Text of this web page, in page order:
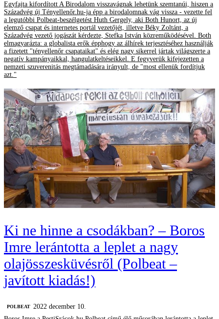
Egyfajta kifordított A Birodalom visszavágnak lehetünk szemtanúi, hiszen a
Századvég új Tényellenőr.hu-ja épp a birodalomnak vág vissza - vezette fel
a legutóbbi Polbeat-beszélgetést Huth Gergely, aki Both Hunort, az új
elemző csapat és internetes portál vezetőjét, illetve Béky Zoltánt, a
Századvég vezető jogászát kérdezte, Stefka István közreműködésével. Both
elmagyarázta: a globalista erők épphogy az álhírek terjesztéséhez használják
a fizetett "tényellenőr csapataikat" és elég nagy sikerrel jártak világszerte a
negatív kampányaikkal, hangulatkeltéseikkel. E fegyverük kifejezetten a
nemzeti szuverenitás megtámadására irányult, de "most ellenük fordítjuk
azt."
Ki ne hinne a csodákban? – Boros
Imre lerántotta a leplet a nagy
olajösszesküvésről (Polbeat –
javított kiadás!)
‎POLBEAT
2022 december 10.